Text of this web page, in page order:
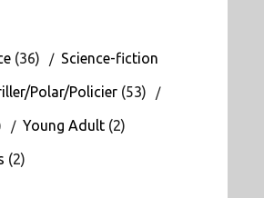
(36) Science-fiction
Polar/Policier(53)
Young Adult(2)
(2)